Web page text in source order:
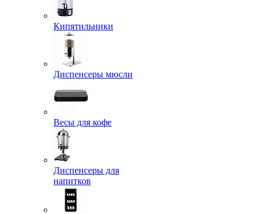
Кипятильники
Диспенсеры мюсли
Весы для кофе
Диспенсеры для
напитков